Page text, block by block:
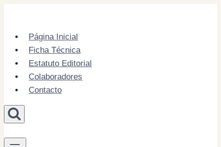
contentPágina Inicial
Ficha Técnica
Estatuto Editorial
Colaboradores
Contacto